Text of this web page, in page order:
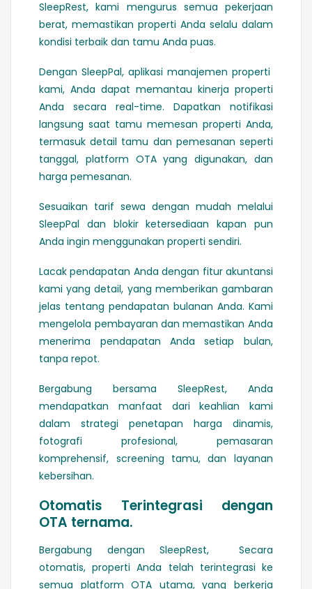
SleepRest, kami mengurus semua pekerjaan
berat, memastikan properti Anda selalu dalam
kondisi terbaik dan tamu Anda puas.
Dengan SleepPal, aplikasi manajemen properti
kami, Anda dapat memantau kinerja properti
Anda secara real-time. Dapatkan notifikasi
langsung saat tamu memesan properti Anda,
termasuk detail tamu dan pemesanan seperti
tanggal, platform OTA yang digunakan, dan
harga pemesanan.
Sesuaikan tarif sewa dengan mudah melalui
SleepPal dan blokir ketersediaan kapan pun
Anda ingin menggunakan properti sendiri.
Lacak pendapatan Anda dengan fitur akuntansi
kami yang detail, yang memberikan gambaran
jelas tentang pendapatan bulanan Anda. Kami
mengelola pembayaran dan memastikan Anda
menerima pendapatan Anda setiap bulan,
tanpa repot.
Bergabung bersama SleepRest, Anda
mendapatkan manfaat dari keahlian kami
dalam strategi penetapan harga dinamis,
fotografi profesional, pemasaran
komprehensif, screening tamu, dan layanan
kebersihan.
Otomatis Terintegrasi dengan
OTA ternama.
Bergabung dengan SleepRest, Secara
otomatis, properti Anda telah terintegrasi ke
semua platform OTA utama, yang berkerja